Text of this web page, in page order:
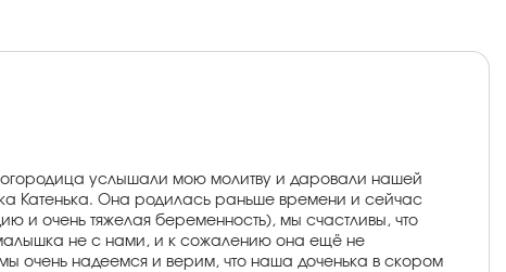
услышали мою молитву и даровали нашей
Катенька. Она родилась раньше времени и сейчас
и очень тяжелая беременность), мы счастливы, что
малышка не с нами, и к сожалению она ещё не
очень надеемся и верим, что наша доченька в скором